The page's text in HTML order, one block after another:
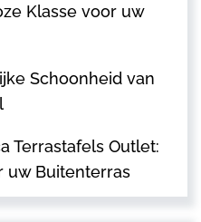
Klasse voor uw
Schoonheid van
Terrastafels Outlet:
uw Buitenterras